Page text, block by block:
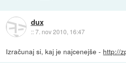
dux
::7. nov 2010, 16:47
Izračunaj si, kaj je najcenejše - http://